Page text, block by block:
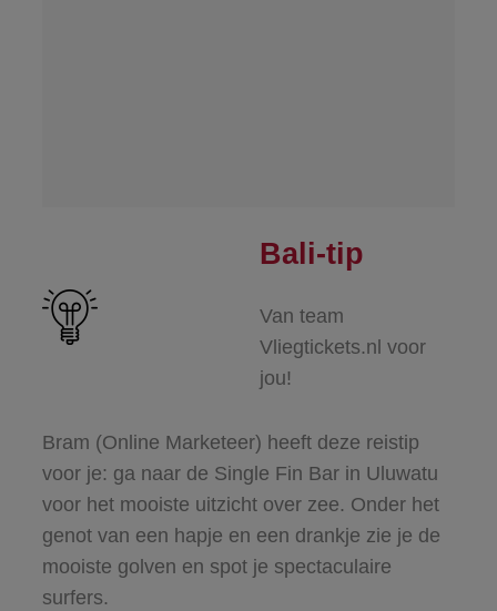
Bali-tip
Van team
Vliegtickets.nl voor
jou!
Bram (Online Marketeer) heeft deze reistip
voor je: ga naar de Single Fin Bar in Uluwatu
voor het mooiste uitzicht over zee. Onder het
genot van een hapje en een drankje zie je de
mooiste golven en spot je spectaculaire
surfers.